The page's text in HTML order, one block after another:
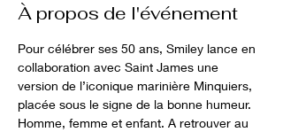
À propos de l'événement
Pour célébrer ses 50 ans, Smiley lance en
collaboration avec Saint James une
version de l’iconique marinière Minquiers,
placée sous le signe de la bonne humeur.
Homme, femme et enfant. A retrouver au